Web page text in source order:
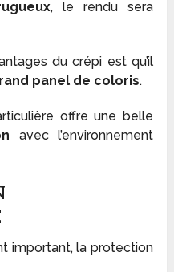
, le rendu sera
du crépi est qu’il
panel de coloris.
offre une belle
avec l’environnement
important, la protection